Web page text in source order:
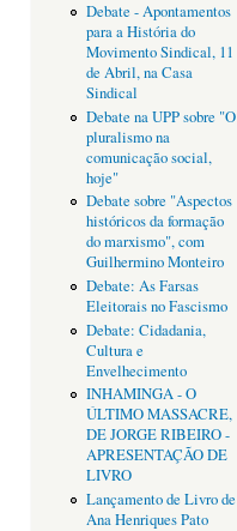
Debate - Apontamentos
para a História do
Movimento Sindical, 11
de Abril, na Casa
Sindical
Debate na UPP sobre "O
pluralismo na
comunicação social,
hoje"
Debate sobre "Aspectos
históricos da formação
do marxismo", com
Guilhermino Monteiro
Debate: As Farsas
Eleitorais no Fascismo
Debate: Cidadania,
Cultura e
Envelhecimento
INHAMINGA - O
ÚLTIMO MASSACRE,
DE JORGE RIBEIRO -
APRESENTAÇÃO DE
LIVRO
Lançamento de Livro de
Ana Henriques Pato